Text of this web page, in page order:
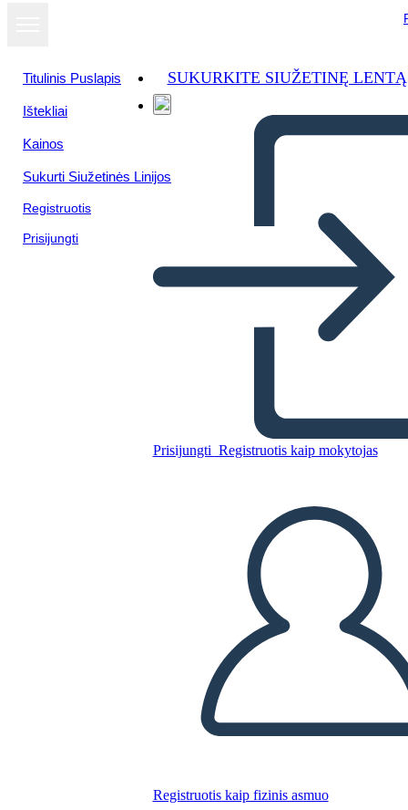
Titulinis Puslapis
Ištekliai
Kainos
Sukurti Siužetinės Linijos
Registruotis
Prisijungti
SUKURKITE SIUŽETINĘ LENTĄ
Prisijungti Registruotis kaip mokytojas
Registruotis kaip fizinis asmuo
Nukopijuokite šią siužetinę lentą
PALEISTI SKAIDRIŲ DEMONSTRACIJĄ
SKAITYK MAN